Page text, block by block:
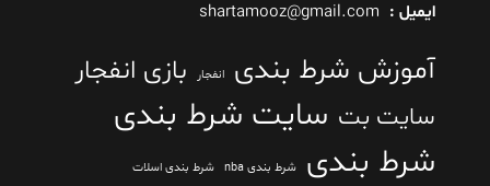
ایمیل :
آموزش شرط بندی انفجار بازی انفجار
سایت بت سایت شرط بندی
شرط بندی
شرط بندی nba شرط بندی اسلات